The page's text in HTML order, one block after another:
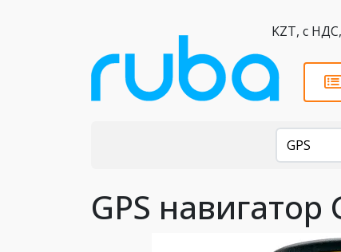
GPS
GPS